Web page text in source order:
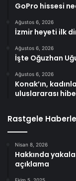
GoPro hissesi
Ağustos 6, 2026
İzmir heyeti ilk
Ağustos 6, 2026
İşte Oğuzhan
Ağustos 6, 2026
Konak’ın,
uluslararası hibe
Rastgele
Nisan 8, 2026
Hakkında
açıklama